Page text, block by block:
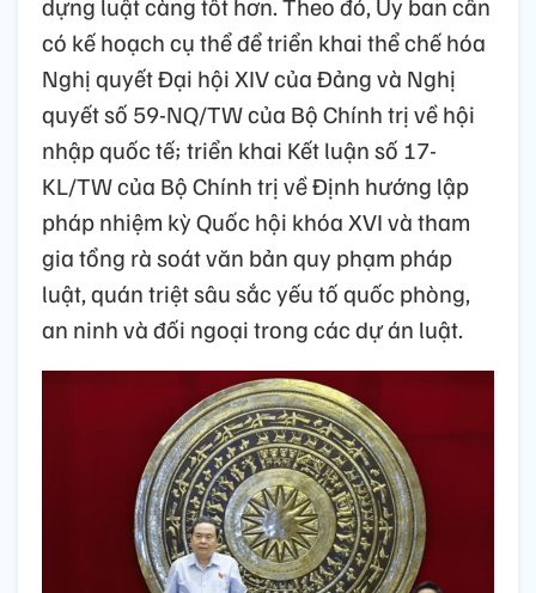
dựng luật càng tốt hơn. Theo đó, Ủy ban cần
có kế hoạch cụ thể để triển khai thể chế hóa
Nghị quyết Đại hội XIV của Đảng và Nghị
quyết số 59-NQ/TW của Bộ Chính trị về hội
nhập quốc tế; triển khai Kết luận số 17-
KL/TW của Bộ Chính trị về Định hướng lập
pháp nhiệm kỳ Quốc hội khóa XVI và tham
gia tổng rà soát văn bản quy phạm pháp
luật, quán triệt sâu sắc yếu tố quốc phòng,
an ninh và đối ngoại trong các dự án luật.